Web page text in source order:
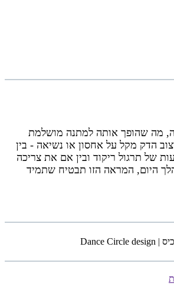
מה שהופך אותה למתנה מושלמת
הדק מקל על אחסון או נשיאה - בין
של תרגול ריקוד ובין אם את צריכה
היום, המראה הזו תבטיח שתמיד